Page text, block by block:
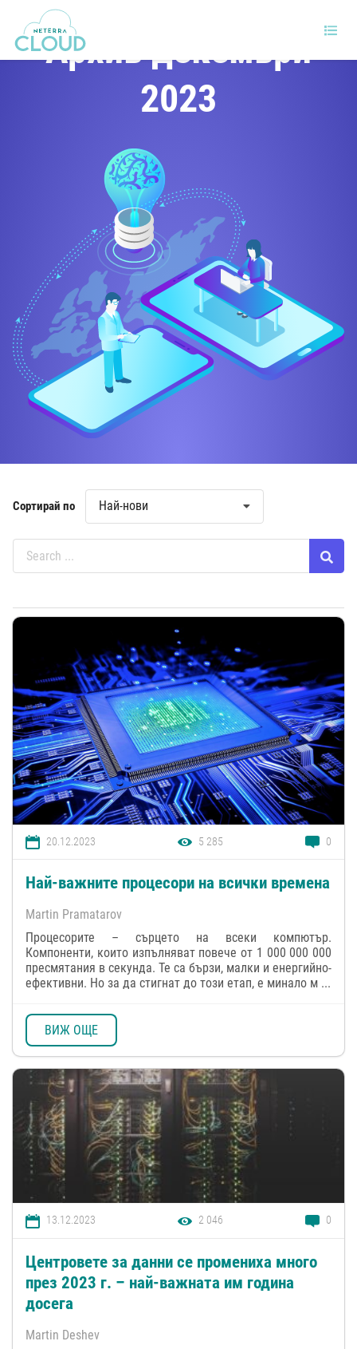
Архив декември
2023
Сортирай по Най-нови
20.12.2023 5 285 0
Най-важните процесори на всички времена
Martin Pramatarov
Процесорите – сърцето на всеки компютър.
Компоненти, които изпълняват повече от 1 000 000 000
пресмятания в секунда. Те са бързи, малки и енергийно-
ефективни. Но за да стигнат до този етап, е минало м ...
ВИЖ ОЩЕ
13.12.2023 2 046 0
Центровете за данни се промениха много
през 2023 г. – най-важната им година
досега
Martin Deshev